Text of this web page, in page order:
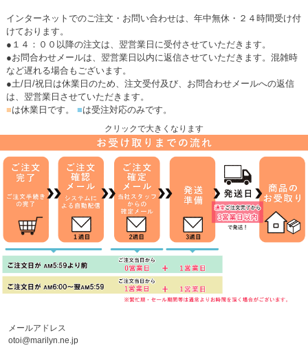
インターネットでのご注文・お問い合わせは、年中無休・２４時間受け付
けております。
●１４：００以降の注文は、翌営業日に受付させていただきます。
●お問合わせメールは、翌営業日以内に返信させていただきます。混雑時
など遅れる場合もございます。
●土/日/祝日は休業日のため、注文受付及び、お問合わせメールへの返信
は、翌営業日させていただきます。
■は休業日です。 ■は受注対応のみです。
クリックで大きくなります
メールアドレス
otoi@marilyn.ne.jp